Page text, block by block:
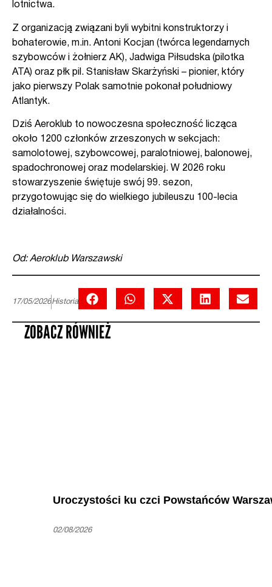
lotnictwa.
Z organizacją związani byli wybitni konstruktorzy i
bohaterowie, m.in. Antoni Kocjan (twórca legendarnych
szybowców i żołnierz AK), Jadwiga Piłsudska (pilotka
ATA) oraz płk pil. Stanisław Skarżyński – pionier, który
jako pierwszy Polak samotnie pokonał południowy
Atlantyk.
Dziś Aeroklub to nowoczesna społeczność licząca
około 1200 członków zrzeszonych w sekcjach:
samolotowej, szybowcowej, paralotniowej, balonowej,
spadochronowej oraz modelarskiej. W 2026 roku
stowarzyszenie świętuje swój 99. sezon,
przygotowując się do wielkiego jubileuszu 100-lecia
działalności.
Od: Aeroklub Warszawski
17/05/2026Historia
ZOBACZ RÓWNIEŻ
Uroczystości ku czci Powstańców
02/08/2026